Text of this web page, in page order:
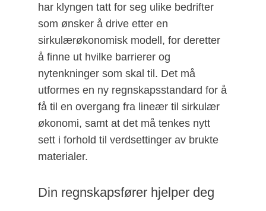
har klyngen tatt for seg ulike bedrifter
som ønsker å drive etter en
sirkulærøkonomisk modell, for deretter
å finne ut hvilke barrierer og
nytenkninger som skal til. Det må
utformes en ny regnskapsstandard for å
få til en overgang fra lineær til sirkulær
økonomi, samt at det må tenkes nytt
sett i forhold til verdsettinger av brukte
materialer.
Din regnskapsfører hjelper deg